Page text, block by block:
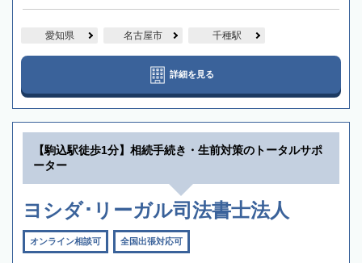
愛知県 名古屋市 千種駅
詳細を見る
【駒込駅徒歩1分】相続手続き・生前対策のトータルサポ
ーター
ヨシダ･リーガル司法書士法人
オンライン相談可 全国出張対応可